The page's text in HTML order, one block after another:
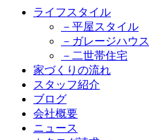
ライフスタイル
－平屋スタイル
－ガレージハウス
－二世帯住宅
家づくりの流れ
スタッフ紹介
ブログ
会社概要
ニュース